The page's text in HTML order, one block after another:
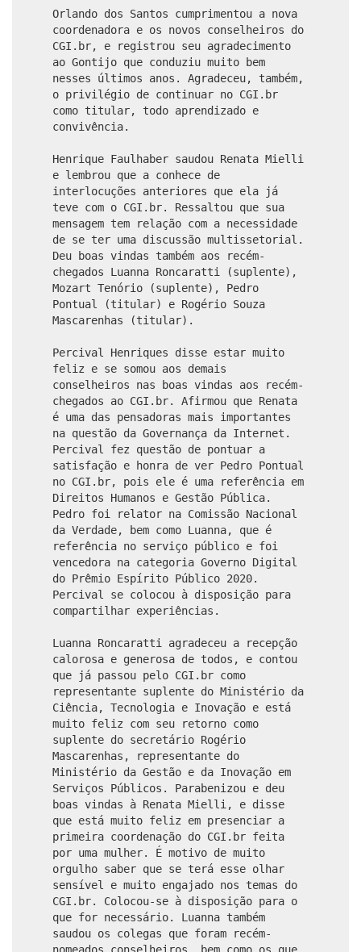
Orlando dos Santos cumprimentou a nova
coordenadora e os novos conselheiros do
CGI.br, e registrou seu agradecimento
ao Gontijo que conduziu muito bem
nesses últimos anos. Agradeceu, também,
o privilégio de continuar no CGI.br
como titular, todo aprendizado e
convivência.
Henrique Faulhaber saudou Renata Mielli
e lembrou que a conhece de
interlocuções anteriores que ela já
teve com o CGI.br. Ressaltou que sua
mensagem tem relação com a necessidade
de se ter uma discussão multissetorial.
Deu boas vindas também aos recém-
chegados Luanna Roncaratti (suplente),
Mozart Tenório (suplente), Pedro
Pontual (titular) e Rogério Souza
Mascarenhas (titular).
Percival Henriques disse estar muito
feliz e se somou aos demais
conselheiros nas boas vindas aos recém-
chegados ao CGI.br. Afirmou que Renata
é uma das pensadoras mais importantes
na questão da Governança da Internet.
Percival fez questão de pontuar a
satisfação e honra de ver Pedro Pontual
no CGI.br, pois ele é uma referência em
Direitos Humanos e Gestão Pública.
Pedro foi relator na Comissão Nacional
da Verdade, bem como Luanna, que é
referência no serviço público e foi
vencedora na categoria Governo Digital
do Prêmio Espírito Público 2020.
Percival se colocou à disposição para
compartilhar experiências.
Luanna Roncaratti agradeceu a recepção
calorosa e generosa de todos, e contou
que já passou pelo CGI.br como
representante suplente do Ministério da
Ciência, Tecnologia e Inovação e está
muito feliz com seu retorno como
suplente do secretário Rogério
Mascarenhas, representante do
Ministério da Gestão e da Inovação em
Serviços Públicos. Parabenizou e deu
boas vindas à Renata Mielli, e disse
que está muito feliz em presenciar a
primeira coordenação do CGI.br feita
por uma mulher. É motivo de muito
orgulho saber que se terá esse olhar
sensível e muito engajado nos temas do
CGI.br. Colocou-se à disposição para o
que for necessário. Luanna também
saudou os colegas que foram recém-
nomeados conselheiros, bem como os que